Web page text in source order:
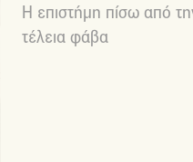
Η επιστήμη πίσω από
τέλεια φάβα